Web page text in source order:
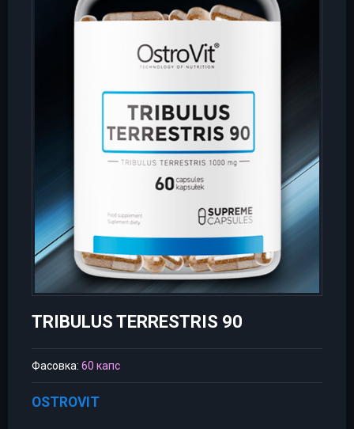
TRIBULUS TERRESTRIS 90
Фасовка: 60 капс
OSTROVIT